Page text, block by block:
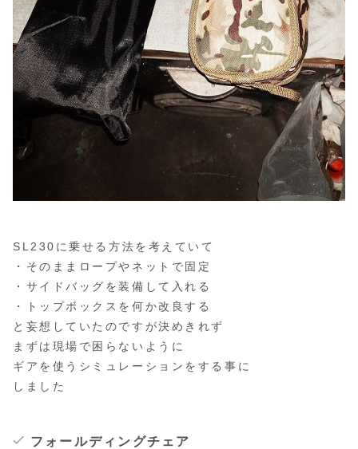
SL230に乗せる方法を考えていて
・そのままロープやネットで固定
・サイドバッグを装備して入れる
・トップボックスを何か改良する
と妄想していたのですが決めきれず
まずは現場で困らないように
ギアを使うシミュレーションをする事に
しました
フォールディングチェア